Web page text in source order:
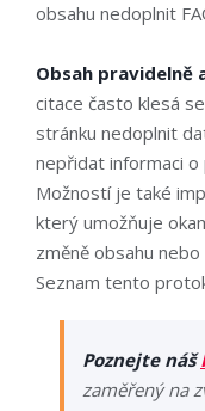
obsahu nedoplnit
Obsah pravidelně
citace často klesá
stránku nedoplnit
nepřidat informaci o
Možností je také
který umožňuje
změně obsahu
Seznam tento
Poznejte náš
zaměřený na